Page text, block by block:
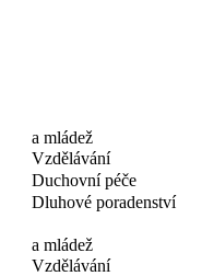
a mládež
Vzdělávání
Duchovní péče
Dluhové poradenství
a mládež
Vzdělávání